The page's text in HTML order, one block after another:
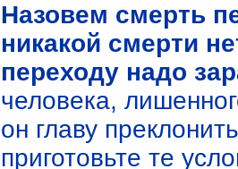
Назовем смерть
никакой смерти
переходу надо
человека,
он главу
приготовьте те